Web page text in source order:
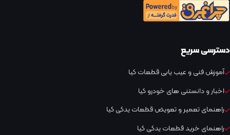
دسترسی سریع
آموزش فنی و عیب یابی قطعات کیا
اخبار و دانستنی های خودرو کیا
راهنمای تعمیر و تعویض قطعات یدکی کیا
راهنمای خرید قطعات یدکی کیا